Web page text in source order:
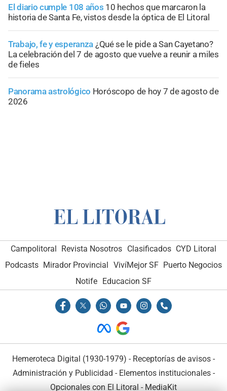
El diario cumple 108 años 10 hechos que marcaron la
historia de Santa Fe, vistos desde la óptica de El Litoral
Trabajo, fe y esperanza ¿Qué se le pide a San Cayetano?
La celebración del 7 de agosto que vuelve a reunir a miles
de fieles
Panorama astrológico Horóscopo de hoy 7 de agosto de
2026
Campolitoral Revista Nosotros Clasificados CYD Litoral
Podcasts Mirador Provincial VivíMejor SF Puerto Negocios
Notife Educacion SF
Hemeroteca Digital (1930-1979) - Receptorías de avisos -
Administración y Publicidad - Elementos institucionales-
Opcionales con El Litoral - MediaKit